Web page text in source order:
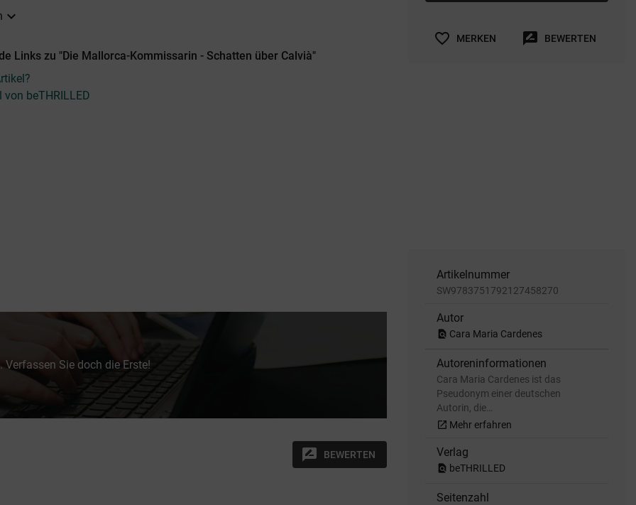
expand_more
Links zu "Die Mallorca-Kommissarin - Schatten über Calvià"
von beTHRILLED
favorite_border MERKEN rate_review BEWERTEN
Verfassen Sie doch die Erste!
rate_review BEWERTEN
Artikelnummer
SW9783751792127458270
Autor
find_in_page Cara Maria Cardenes
Autoreninformationen
Cara Maria Cardenes ist das
Pseudonym einer deutschen
Autorin, die…
open_in_new Mehr erfahren
Verlag
find_in_page beTHRILLED
Seitenzahl